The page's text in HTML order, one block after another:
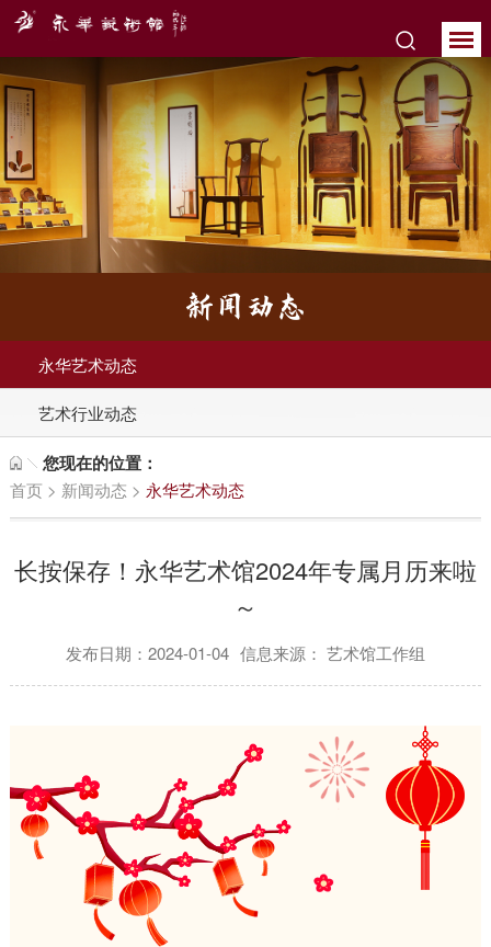
新闻动态
永华艺术动态
艺术行业动态
您现在的位置：
首页 > 新闻动态 > 永华艺术动态
长按保存！永华艺术馆2024年专属月历来啦
～
发布日期：2024-01-04 信息来源： 艺术馆工作组